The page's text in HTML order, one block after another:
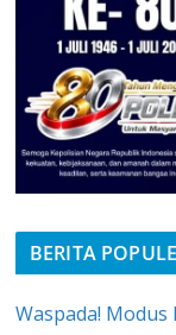
BERITA
Waspada!